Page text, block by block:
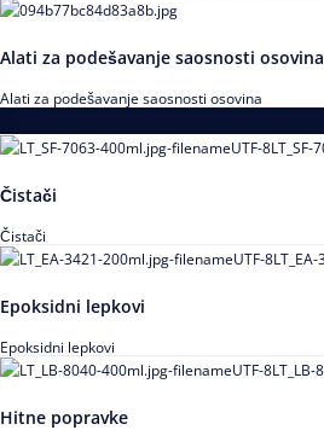
Alati za podešavanje saosnosti osovina
Alati za podešavanje saosnosti osovina
Čistači
Čistači
Epoksidni lepkovi
Epoksidni lepkovi
Hitne popravke